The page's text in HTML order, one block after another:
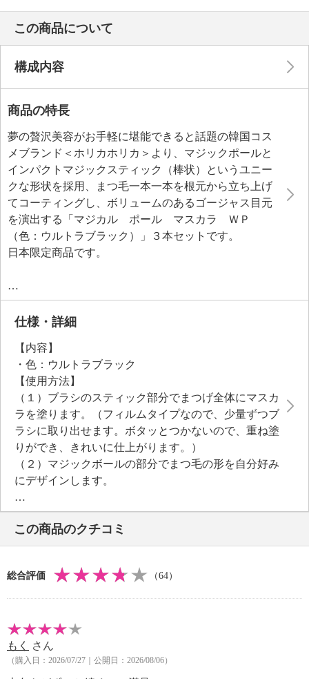
この商品について
構成内容
商品の特長
夢の贅沢美容がお手軽に堪能できると話題の韓国コス
メブランド＜ホリカホリカ＞より、マジックポールと
インパクトマジックスティック（棒状）というユニー
クな形状を採用、まつ毛一本一本を根元から立ち上げ
てコーティングし、ボリュームのあるゴージャス目元
を演出する「マジカル ポール マスカラ ＷＰ
（色：ウルトラブラック）」３本セットです。
日本限定商品です。
【マジカル ポール マスカラ ＷＰ（色：ウルトラ
ブラック）】
マジックポール（球状）とインパクトマジックスティ
マスカラです。
マジックポールの部分でまつ毛一本一本を根元から立
ち上げてコーティングし、ボリュームのあるゴージャ
ス目元を演出します。アイラッシュカーラーいらずで
どなたでも簡単に美しいまつ毛をデザイン。 “切れ長
目元”“くりくり目元”“ゴージャスインパクト目元”とい
ったお好みに合わせて自由自在の、使いやすいマスカ
ラです。
ボリューム、ロング、カール、セパレート、キープと
いった要素を兼ね備えています。
計されたシステム“Ｅｙｅｌａｓｈ−Ｇｌｕｅ Ｓｙｓ
フィルムを形成することで、ボリューム＆カール＆ロ
ングラスティングなまつ毛を演出します。
※ファイバー（レーヨン）、ミツロウ、ポリビニルア
ーツコポリマー
３種類のこだわりカーリング成分（アーモンド油、ポ
リステアリン酸スクロース、カルナウバロウ）をブレ
仕様・詳細
【内容】
・色：ウルトラブラック
【使用方法】
（１）ブラシのスティック部分でまつげ全体にマスカ
ラを塗ります。（フィルムタイプなので、少量ずつブ
ラシに取り出せます。ボタッとつかないので、重ね塗
りができ、きれいに仕上がります。）
（２）マジックボールの部分でまつ毛の形を自分好み
にデザインします。
・マスカラを落としたいときは、お湯（人肌よりやや
高めの温度）でやさしく洗い流します。フィルムはお
湯でふやけるのでお湯だけでオフできます。
・専用リムーバー（クレンジング）は不要です。
・水、アクリレーツコポリマー、酸化鉄、ポリ酢酸ビ
ニル、カルナウバロウ、アビエチン酸グリセリル、ミ
カ、ポリステアリン酸スクロース、ポリソルベート８
０、レーヨン、ビオチン、パンテノール、酢酸トコフ
ェロール、加水分解ケラチン、パール、シルクアミノ
この商品のクチコミ
総合評価 （64）
もく さん
（購入日：2026/07/27｜公開日：2026/08/06）